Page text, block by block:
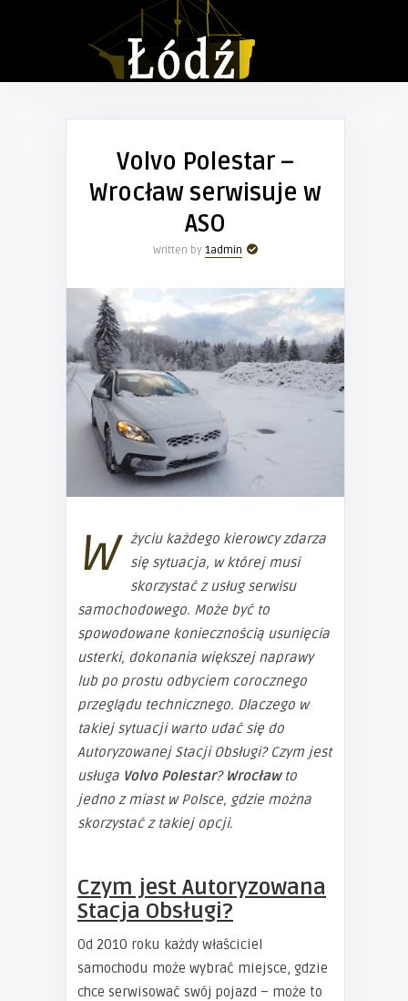
Volvo Polestar –
Wrocław serwisuje w
ASO
Written by 1admin
W
życiu każdego kierowcy zdarza
się sytuacja, w której musi
skorzystać z usług serwisu
samochodowego. Może być to
spowodowane koniecznością usunięcia
usterki, dokonania większej naprawy
lub po prostu odbyciem corocznego
przeglądu technicznego. Dlaczego w
takiej sytuacji warto udać się do
Autoryzowanej Stacji Obsługi? Czym jest
usługa Volvo Polestar? Wrocławto
jedno z miast w Polsce, gdzie można
skorzystać z takiej opcji.
Czym jest Autoryzowana
Stacja Obsługi?
Od 2010 roku każdy właściciel
samochodu może wybrać miejsce, gdzie
chce serwisować swój pojazd – może to